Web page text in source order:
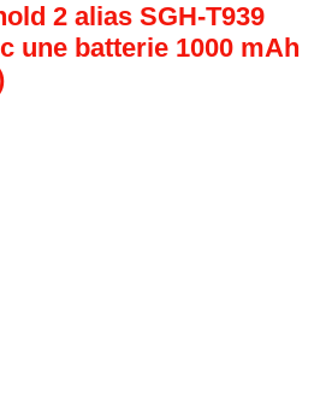
2 alias SGH-T939
une batterie 1000 mAh